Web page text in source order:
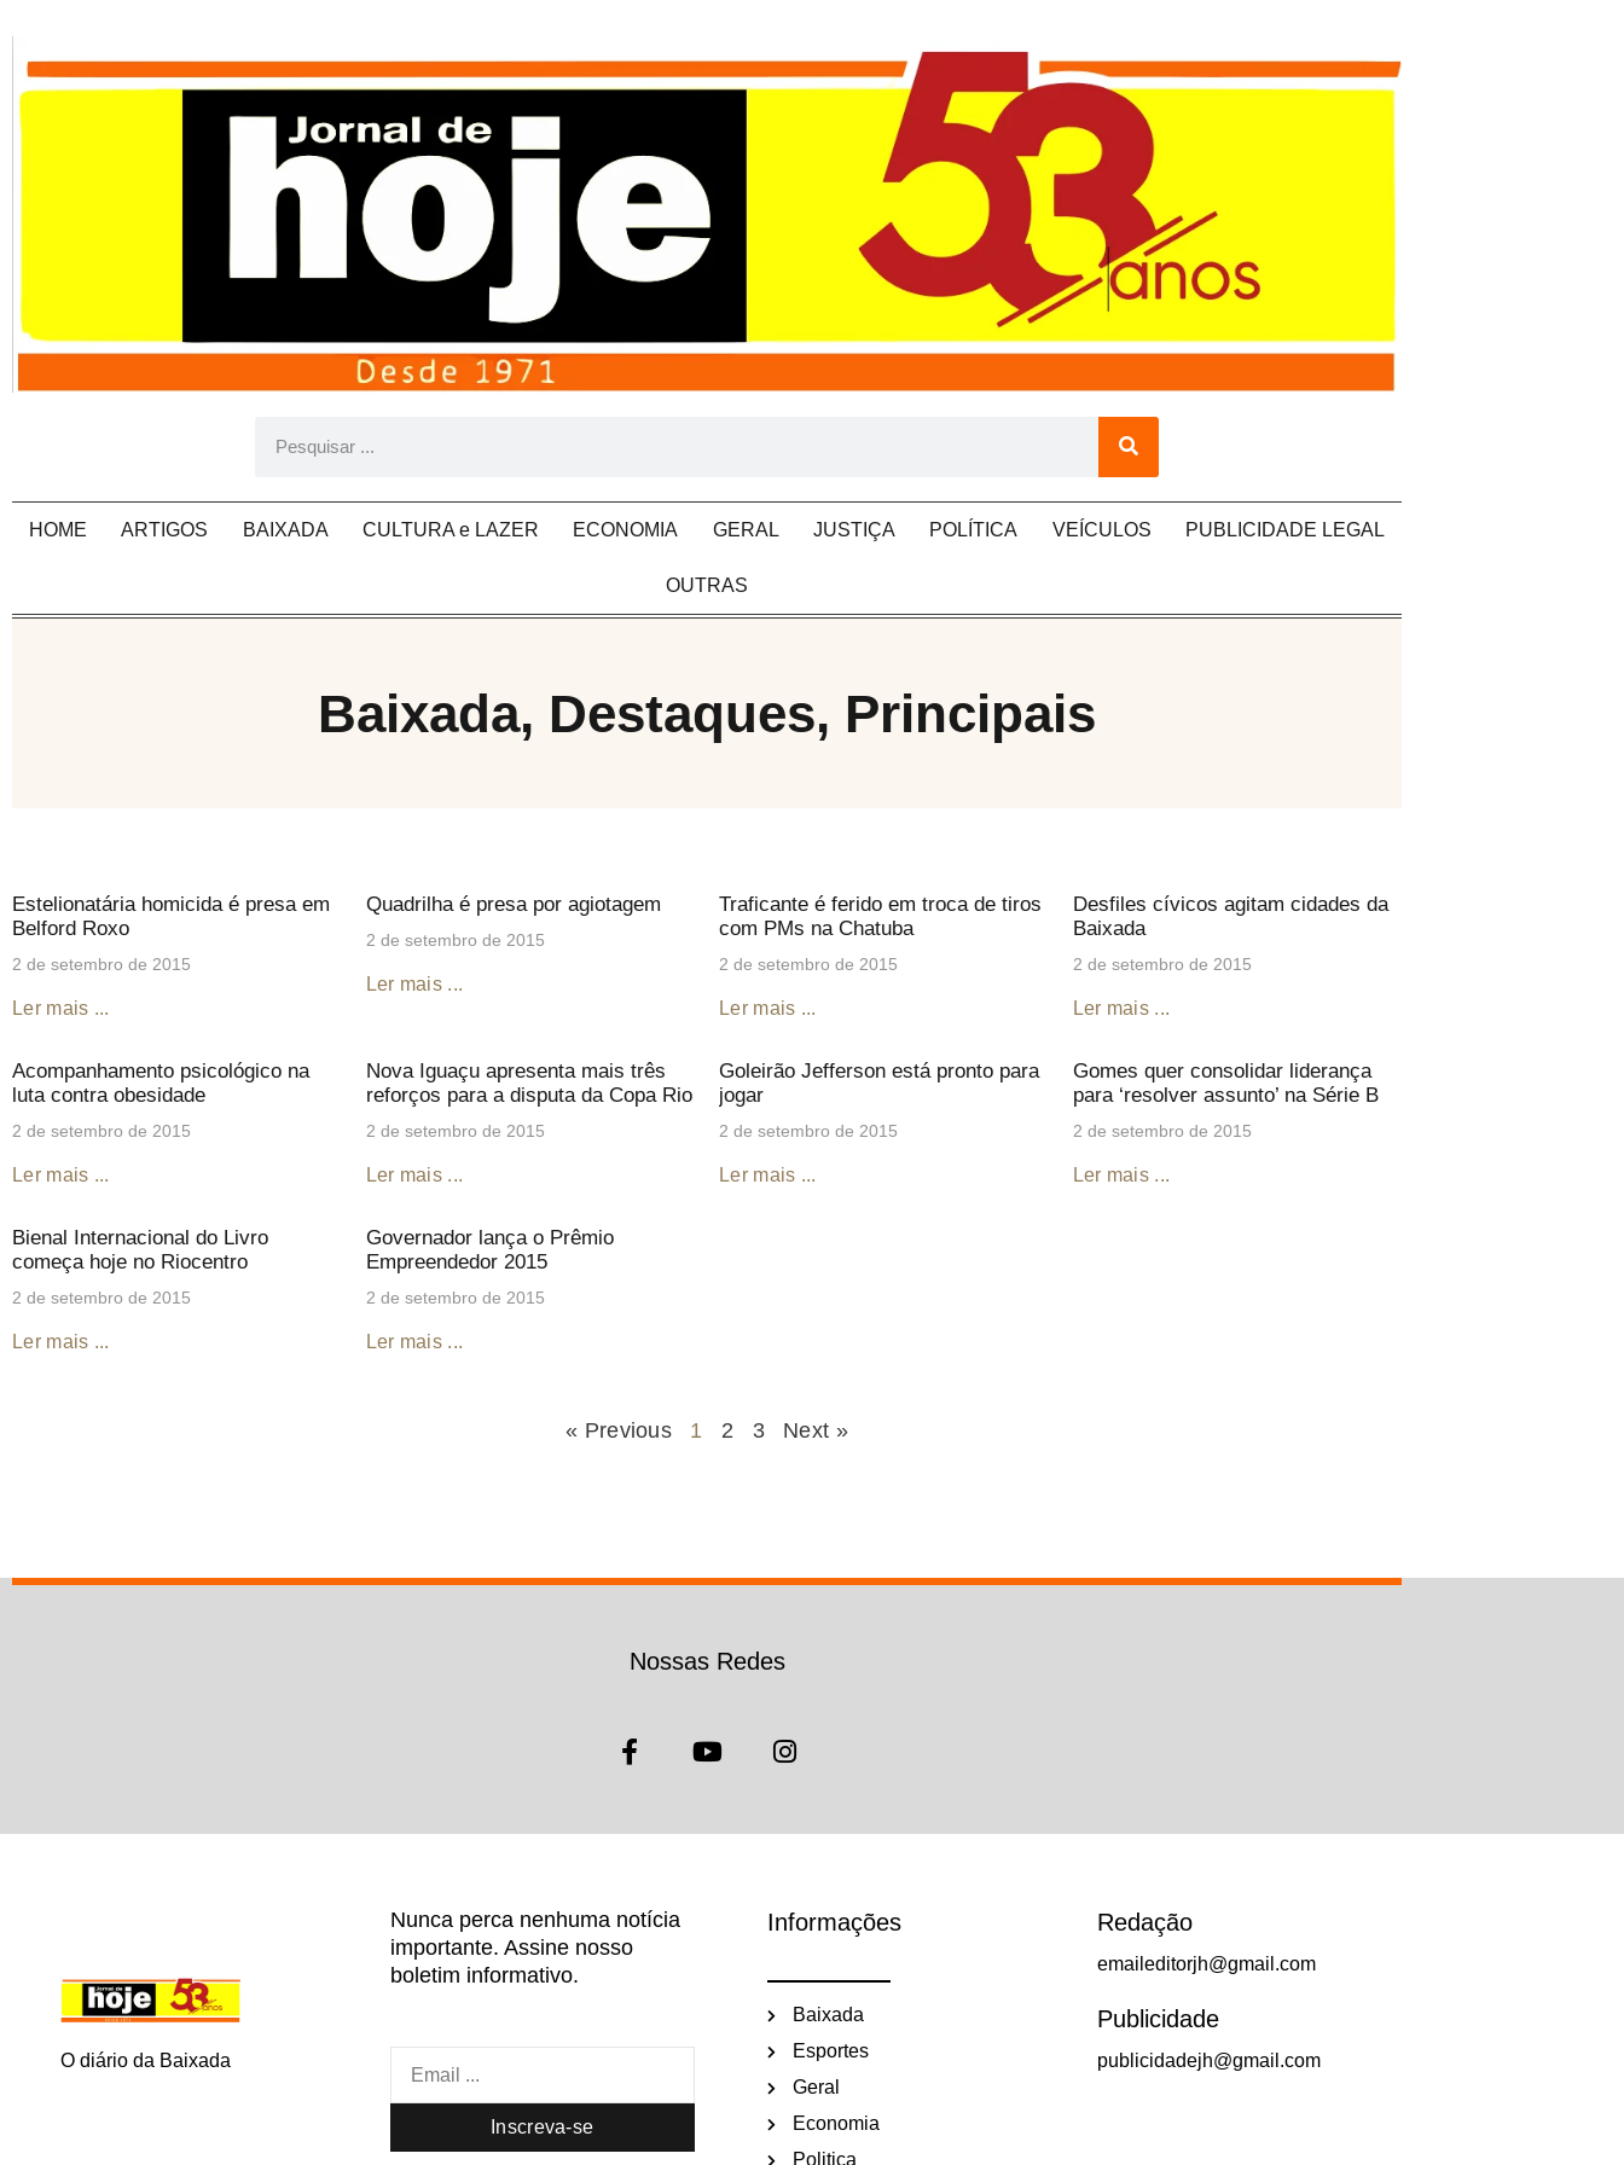
HOME ARTIGOS BAIXADA CULTURA e LAZER ECONOMIA GERAL JUSTIÇA POLÍTICA VEÍCULOS PUBLICIDADE LEGAL
OUTRAS
Baixada, Destaques, Principais
Estelionatária homicida é presa em
Belford Roxo
2 de setembro de 2015
Ler mais ...
Quadrilha é presa por agiotagem
2 de setembro de 2015
Ler mais ...
Traficante é ferido em troca de tiros
com PMs na Chatuba
2 de setembro de 2015
Ler mais ...
Desfiles cívicos agitam cidades da
Baixada
2 de setembro de 2015
Ler mais ...
Acompanhamento psicológico na
luta contra obesidade
2 de setembro de 2015
Ler mais ...
Nova Iguaçu apresenta mais três
reforços para a disputa da Copa Rio
2 de setembro de 2015
Ler mais ...
Goleirão Jefferson está pronto para
jogar
2 de setembro de 2015
Ler mais ...
Gomes quer consolidar liderança
para ‘resolver assunto’ na Série B
2 de setembro de 2015
Ler mais ...
Bienal Internacional do Livro
começa hoje no Riocentro
2 de setembro de 2015
Ler mais ...
Governador lança o Prêmio
Empreendedor 2015
2 de setembro de 2015
Ler mais ...
« Previous 1 2 3 Next »
Nossas Redes
O diário da Baixada
Nunca perca nenhuma notícia
importante. Assine nosso
boletim informativo.
Inscreva-se
Informações
Baixada
Esportes
Geral
Economia
Politica
Redação
emaileditorjh@gmail.com
Publicidade
publicidadejh@gmail.com